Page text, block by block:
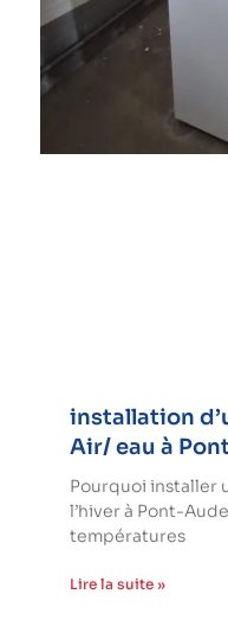
installation
Air/ eau à
Pourquoi installer
l’hiver à Pont-
températures
Lire la suite »